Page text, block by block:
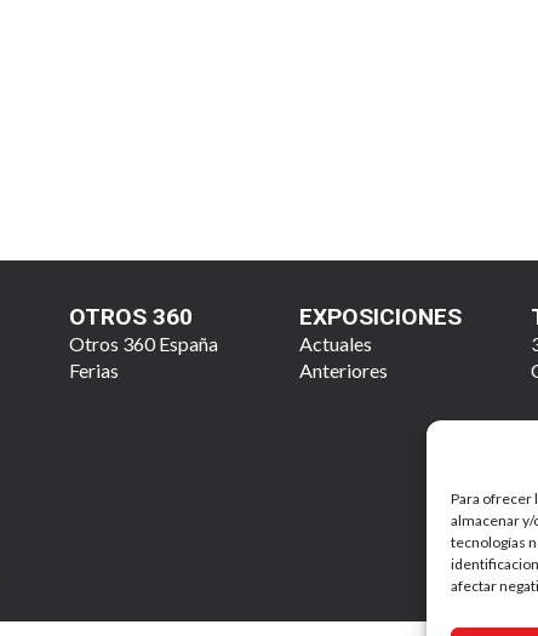
Para ofrecer
almacenar
tecnologías
afectar
OTROS 360
Otros 360 España
Ferias
EXPOSICIONES
Actuales
Anteriores